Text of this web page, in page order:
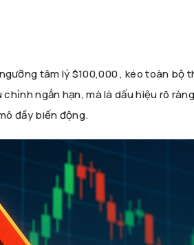
tâm lý $100,000 , kéo toàn
ngắn hạn, mà là dấu hiệu rõ
đầy biến động.